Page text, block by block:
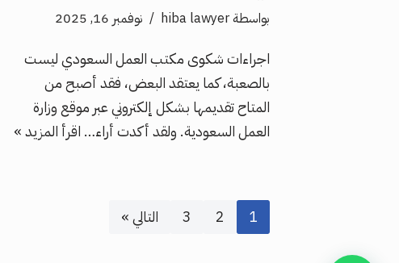
بواسطةhiba lawyer نوفمبر 16, 2025
اجراءات شكوى مكتب العمل السعودي ليست
بالصعبة، كما يعتقد البعض، فقد أصبح من
المتاح تقديمها بشكل إلكتروني عبر موقع وزارة
العمل السعودية. ولقد أكدت أراء… اقرأ المزيد »
1
2
3 التالي »